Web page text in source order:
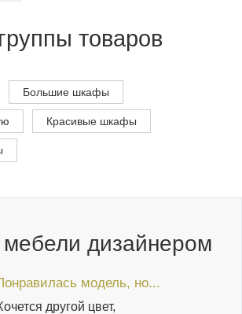
товаров
Большие шкафы
Красивые шкафы
дизайнером
модель, но...
другой цвет,